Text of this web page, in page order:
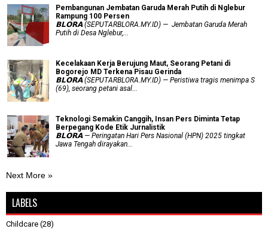
Pembangunan Jembatan Garuda Merah Putih di Nglebur
Rampung 100 Persen
𝗕𝗟𝗢𝗥𝗔 (SEPUTARBLORA.MY.ID) — Jembatan Garuda Merah
Putih di Desa Nglebur,...
Kecelakaan Kerja Berujung Maut, Seorang Petani di
Bogorejo MD Terkena Pisau Gerinda
𝗕𝗟𝗢𝗥𝗔 (SEPUTARBLORA.MY.ID) — Peristiwa tragis menimpa S
(69), seorang petani asal...
Teknologi Semakin Canggih, Insan Pers Diminta Tetap
Berpegang Kode Etik Jurnalistik
𝗕𝗟𝗢𝗥𝗔 — Peringatan Hari Pers Nasional (HPN) 2025 tingkat
Jawa Tengah dirayakan...
Next More »
LABELS
Childcare (28)